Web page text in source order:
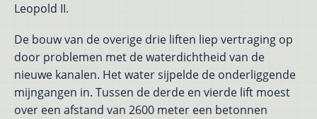
Leopold II.
De bouw van de overige drie liften liep vertraging op
door problemen met de waterdichtheid van de
nieuwe kanalen. Het water sijpelde de onderliggende
mijngangen in. Tussen de derde en vierde lift moest
over een afstand van 2600 meter een betonnen